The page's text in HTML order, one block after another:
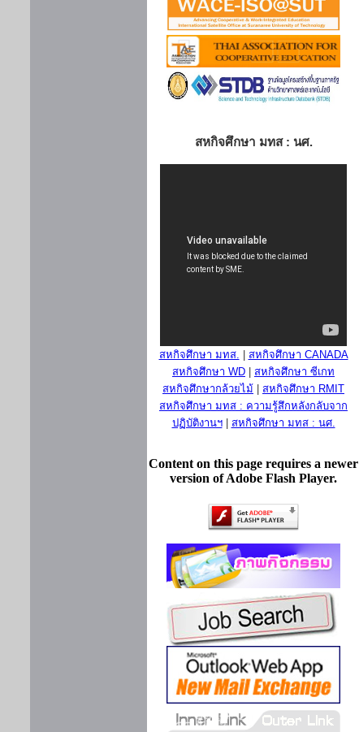
สหกิจศึกษา มทส : นศ.
สหกิจศึกษา มทส.
สหกิจศึกษา CANADA
สหกิจศึกษา WD
สหกิจศึกษา ซีเกท
สหกิจศึกษากล้วยไม้
สหกิจศึกษา RMIT
สหกิจศึกษา มทส : ความรู้สึกหลังกลับจาก
ปฏิบัติงานฯ| สหกิจศึกษา มทส : นศ.
Content on this page requires a newer
version of Adobe Flash Player.